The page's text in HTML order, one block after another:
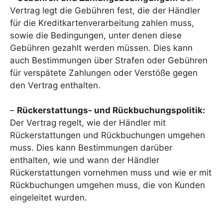
Vertrag legt die Gebühren fest, die der Händler
für die Kreditkartenverarbeitung zahlen muss,
sowie die Bedingungen, unter denen diese
Gebühren gezahlt werden müssen. Dies kann
auch Bestimmungen über Strafen oder Gebühren
für verspätete Zahlungen oder Verstöße gegen
den Vertrag enthalten.
– Rückerstattungs- und Rückbuchungspolitik:
Der Vertrag regelt, wie der Händler mit
Rückerstattungen und Rückbuchungen umgehen
muss. Dies kann Bestimmungen darüber
enthalten, wie und wann der Händler
Rückerstattungen vornehmen muss und wie er mit
Rückbuchungen umgehen muss, die von Kunden
eingeleitet wurden.